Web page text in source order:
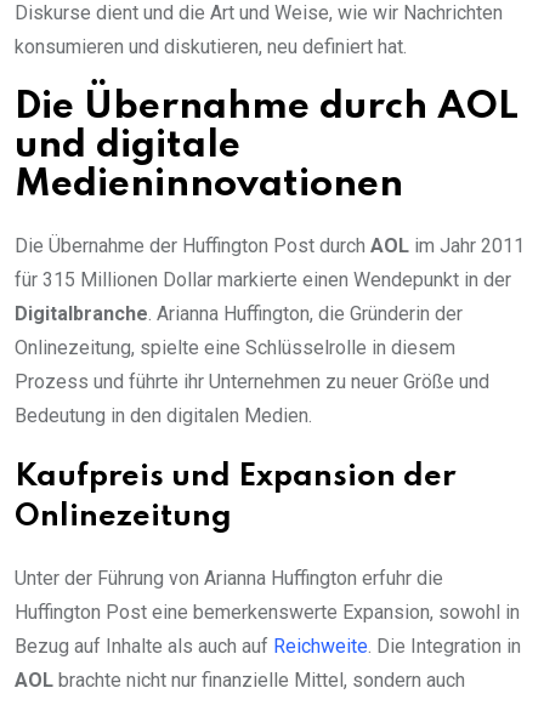
Diskurse dient und die Art und Weise, wie wir Nachrichten
konsumieren und diskutieren, neu definiert hat.
Die Übernahme durch AOL
und digitale
Medieninnovationen
Die Übernahme der Huffington Post durch AOL im Jahr 2011
für 315 Millionen Dollar markierte einen Wendepunkt in der
Digitalbranche. Arianna Huffington, die Gründerin der
Onlinezeitung, spielte eine Schlüsselrolle in diesem
Prozess und führte ihr Unternehmen zu neuer Größe und
Bedeutung in den digitalen Medien.
Kaufpreis und Expansion der
Onlinezeitung
Unter der Führung von Arianna Huffington erfuhr die
Huffington Post eine bemerkenswerte Expansion, sowohl in
Bezug auf Inhalte als auch auf Reichweite. Die Integration in
AOL brachte nicht nur finanzielle Mittel, sondern auch